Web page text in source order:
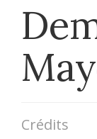
Crédits